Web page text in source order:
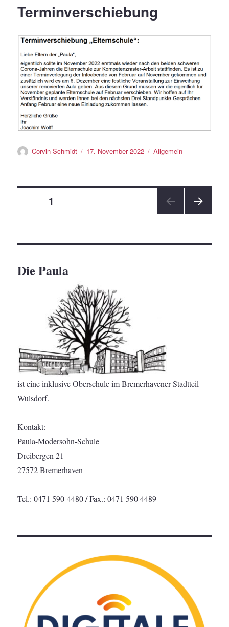
Terminverschiebung
Autor
Corvin Schmidt
Veröffentlicht
17. November 2022 Kategorien
Allgemein
Seitennummerierung
Beiträge
1
E
Die Paula
ist eine inklusive Oberschule im Bremerhavener Stadtteil
Wulsdorf.
Kontakt:
Paula-Modersohn-Schule
Dreibergen 21
27572 Bremerhaven
Tel.: 0471 590-4480 / Fax.: 0471 590 4489